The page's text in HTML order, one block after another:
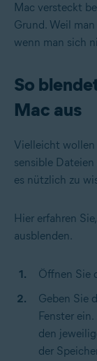
Mac versteckt
Grund. Weil
wenn man sich
So
Mac aus
Vielleicht wollen
sensible
es nützlich zu
Hier erfahren
ausblenden.
Öffnen Sie
Geben Sie
Fenster
den
der